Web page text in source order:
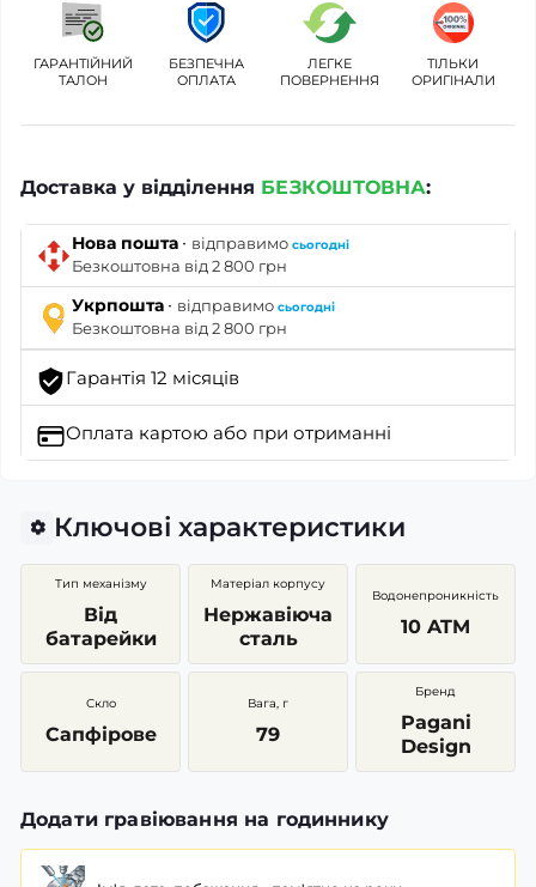
ГАРАНТІЙНИЙ
ТАЛОН
БЕЗПЕЧНА
ОПЛАТА
ЛЕГКЕ
ПОВЕРНЕННЯ
ТІЛЬКИ
ОРИГІНАЛИ
Доставка у відділення БЕЗКОШТОВНА:
Нова пошта · відправимо сьогодні
Безкоштовна від 2 800 грн
Укрпошта · відправимо сьогодні
Безкоштовна від 2 800 грн
Гарантія 12 місяців
Оплата картою або при отриманні
Ключові характеристики
Тип механізму
Від
батарейки
Матеріал корпусу
Нержавіюча
сталь
Водонепроникність
10 ATM
Скло
Сапфірове
Вага, г
79
Бренд
Pagani
Design
Додати гравіювання на годиннику